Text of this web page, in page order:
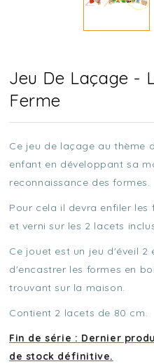
Jeu De Laçage -
Ferme
Ce jeu de laçage au thème
enfant en développant sa
reconnaissance des formes.
Pour cela il devra enfiler
et verni sur les 2 lacets
Ce jouet est un jeu d'éveil 2
d'encastrer les formes en
trouvant sur la maison.
Contient 2 lacets de 80 cm.
Fin de série : Dernier
de stock définitive.